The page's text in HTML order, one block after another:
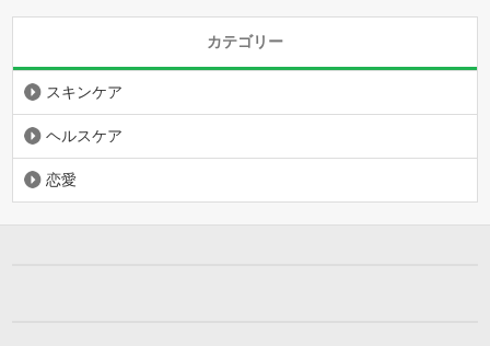
カテゴリー
スキンケア
ヘルスケア
恋愛